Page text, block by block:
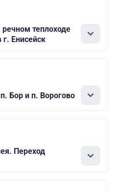
теплоходе
Енисейск
Бор и п. Ворогово
Переход